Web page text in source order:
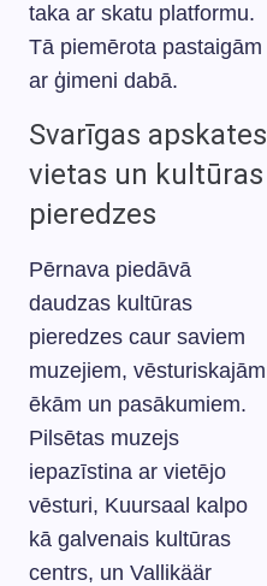
taka ar skatu platformu.
Tā piemērota pastaigām
ar ģimeni dabā.
Svarīgas apskates
vietas un kultūras
pieredzes
Pērnava piedāvā
daudzas kultūras
pieredzes caur saviem
muzejiem, vēsturiskajām
ēkām un pasākumiem.
Pilsētas muzejs
iepazīstina ar vietējo
vēsturi, Kuursaal kalpo
kā galvenais kultūras
centrs, un Vallikäär